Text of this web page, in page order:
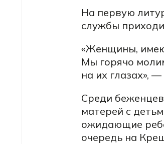
На первую
службы
«Женщины,
Мы горячо
на их глазах»,
Среди
матерей с
ожидающие
очередь на